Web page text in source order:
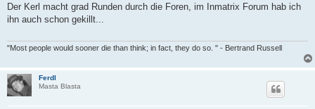
s
Der Kerl macht grad Runden durch die Foren, im Inmatrix Forum hab ich
ihn auch schon gekillt...
"Most people would sooner die than think; in fact, they do so. " - Bertrand Russell
Ferdl
Masta Blasta